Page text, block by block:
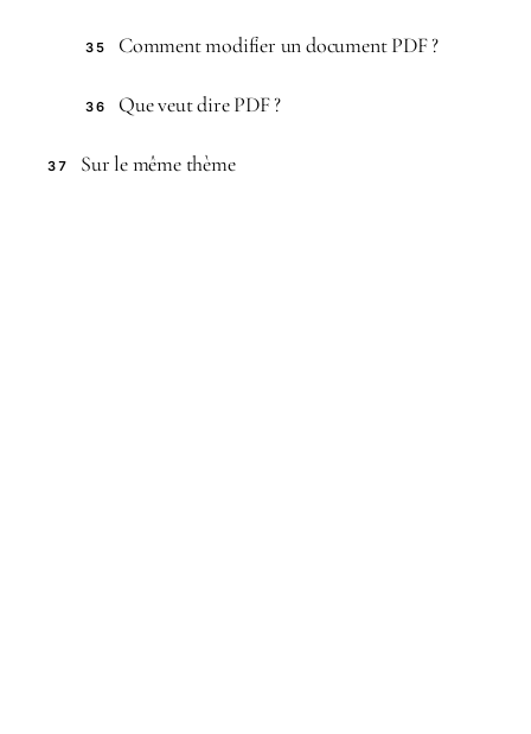
35 Comment modifier un document PDF ?
36 Que veut dire PDF ?
37 Sur le même thème